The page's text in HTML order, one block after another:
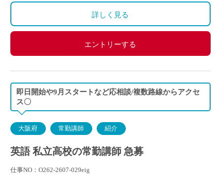
◇保険：私学共済、雇用保険、労災保険
詳しく見る
エントリーする
即日開始や9月スタートなど応相談/複数路線からアクセ
ス〇
大阪府 常勤講師 紹介
英語 私立高校の常勤講師 急募
仕事NO：O262-2607-029eig